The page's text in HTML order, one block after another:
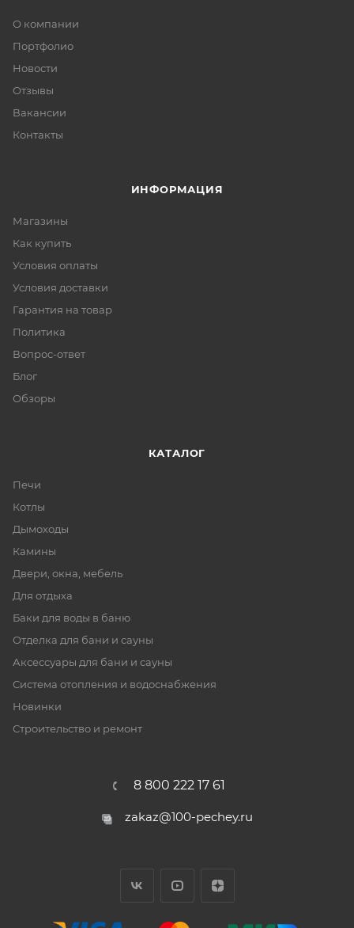
О компании
Портфолио
Новости
Отзывы
Вакансии
Контакты
ИНФОРМАЦИЯ
Магазины
Как купить
Условия оплаты
Условия доставки
Гарантия на товар
Политика
Вопрос-ответ
Блог
Обзоры
КАТАЛОГ
Печи
Котлы
Дымоходы
Камины
Двери, окна, мебель
Для отдыха
Баки для воды в баню
Отделка для бани и сауны
Аксессуары для бани и сауны
Система отопления и водоснабжения
Новинки
Строительство и ремонт
8 800 222 17 61
zakaz@100-pechey.ru